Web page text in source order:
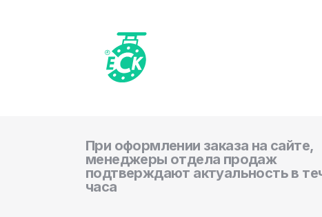
При оформлении заказа на сайте,
менеджеры отдела продаж
подтверждают актуальность в
часа